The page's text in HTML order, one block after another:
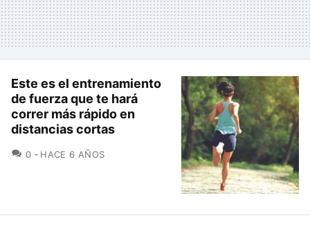
Este es el entrenamiento
de fuerza que te hará
correr más rápido en
distancias cortas
0 COMENTARIOS
HACE 6 AÑOS